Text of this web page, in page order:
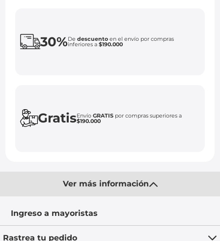
30%Dedescuento en el envío por compras
inferiores a$190.000
GratisEnvíoGRATIS por compras superiores a
$190.000
Ver más información
Ingreso a mayoristas
Rastrea tu pedido